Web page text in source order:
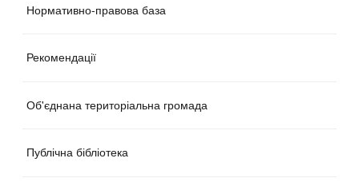
Нормативно-правова база
Рекомендації
Об'єднана територіальна громада
Публічна бібліотека